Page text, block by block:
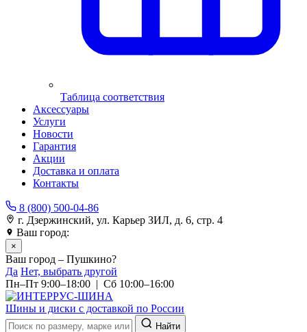
Таблица соответствия
Аксессуары
Услуги
Новости
Гарантия
Акции
Доставка и оплата
Контакты
8 (800) 500-04-86
г. Дзержинский, ул. Карьер ЗИЛ, д. 6, стр. 4
Ваш город:
×
Ваш город – Пушкино?
Да Нет, выбрать другой
Пн–Пт 9:00–18:00 | Сб 10:00–16:00
Шины и диски с доставкой по России
Найти